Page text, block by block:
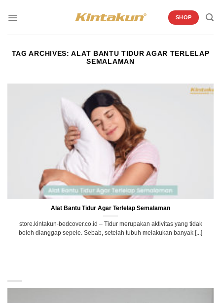
SHOP
TAG ARCHIVES:ALAT BANTU TIDUR AGAR TERLELAP
SEMALAMAN
Alat Bantu Tidur Agar Terlelap Semalaman
store.kintakun-bedcover.co.id – Tidur merupakan aktivitas yang tidak
boleh dianggap sepele. Sebab, setelah tubuh melakukan banyak [...]